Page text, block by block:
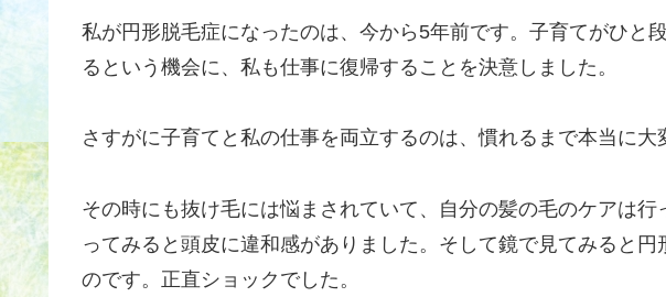
私が円形脱毛症になったのは、今から5年前です。子育てがひと
るという機会に、私も仕事に復帰することを決意しました。
さすがに子育てと私の仕事を両立するのは、慣れるまで本当に大
その時にも抜け毛には悩まされていて、自分の髪の毛のケアは
ってみると頭皮に違和感がありました。そして鏡で見てみると
のです。正直ショックでした。